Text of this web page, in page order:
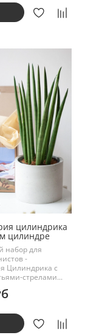
цилиндрика
цилиндре
набор для
-
Цилиндрика с
стрелами...